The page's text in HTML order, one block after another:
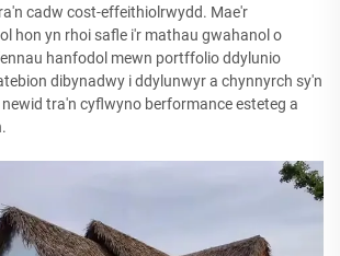
cadw cost-effeithiolrwydd. Mae'r
hon yn rhoi safle i'r mathau gwahanol o
hanfodol mewn portffolio ddylunio
dibynadwy i ddylunwyr a chynnyrch sy'n
tra'n cyflwyno berformance esteteg a